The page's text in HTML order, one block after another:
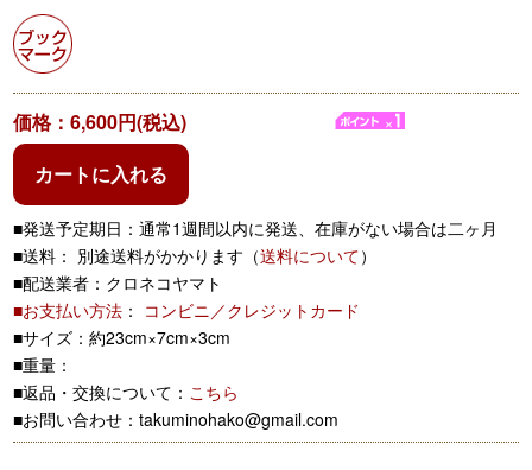
価格：6,600円(税込)
カートに入れる
■発送予定期日：通常1週間以内に発送、在庫がない場合は二ヶ月
■送料： 別途送料がかかります（送料について）
■配送業者：クロネコヤマト
■お支払い方法 ： コンビニ／クレジットカード
■サイズ：約23cm×7cm×3cm
■重量：
■返品・交換について： こちら
■お問い合わせ：takuminohako@gmail.com